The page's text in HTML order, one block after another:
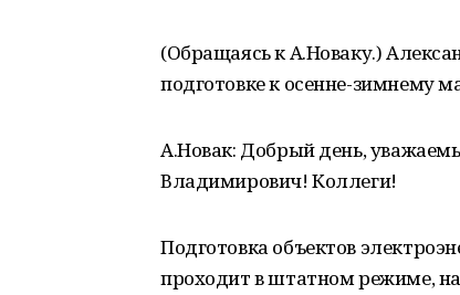
(Обращаясь к А.Новаку.)
подготовке к осенне-зимнему
А.Новак: Добрый день,
Владимирович! Коллеги!
Подготовка объектов
проходит в штатном режиме,